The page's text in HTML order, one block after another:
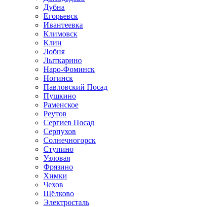
Дубна
Егорьевск
Ивантеевка
Климовск
Клин
Лобня
Лыткарино
Наро-Фоминск
Ногинск
Павловский Посад
Пушкино
Раменское
Реутов
Сергиев Посад
Серпухов
Солнечногорск
Ступино
Узловая
Фрязино
Химки
Чехов
Щёлково
Электросталь